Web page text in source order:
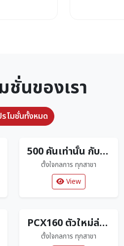
ชั่นของเรา
รโมชั่นทั้งหมด
500 คันเท่านั้น กับ CLICK160R Limited Edition ตัวใหม่ล่าสุด
ตั้งใจกลการ ทุกสาขา
View
PCX160 ตัวใหม่ล่าสุด มาพร้อมสีใหม่โดนใจแน่นอน
ตั้งใจกลการ ทุกสาขา